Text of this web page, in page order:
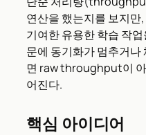
연산을 했는지를 보지만,
기여한 유용한 학습 작
문에 동기화가 멈추거
면 raw throughput이
어진다.
핵심 아이디어